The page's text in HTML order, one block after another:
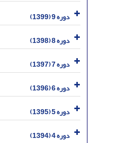
دوره 9 (1399)
دوره 8 (1398)
دوره 7 (1397)
دوره 6 (1396)
دوره 5 (1395)
دوره 4 (1394)